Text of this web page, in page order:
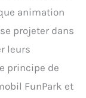
animation
projeter dans
leurs
principe de
FunPark et